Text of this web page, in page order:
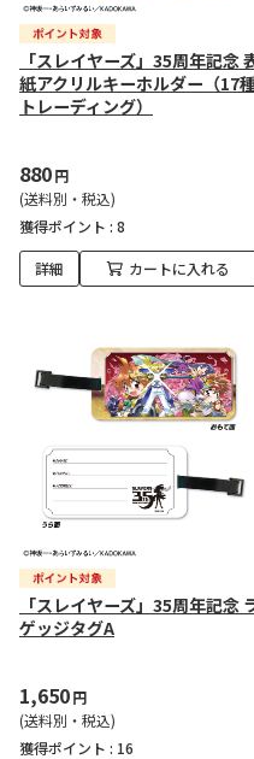
「スレイヤーズ」35周年記念
紙アクリルキーホルダー（17種
トレーディング）
880円
(送料別・税込)
獲得ポイント : 8
詳細 カートに入れる
「スレイヤーズ」35周年記念
ゲッジタグA
1,650円
(送料別・税込)
獲得ポイント : 16